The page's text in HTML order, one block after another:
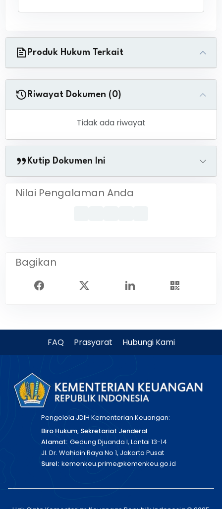
Produk Hukum Terkait
Riwayat Dokumen (0)
Tidak ada riwayat
Kutip Dokumen Ini
Nilai Pengalaman Anda
Bagikan
FAQ Prasyarat Hubungi Kami
Pengelola JDIH Kementerian Keuangan:
Biro Hukum, Sekretariat Jenderal
Alamat: Gedung Djuanda I, Lantai 13-14
Jl. Dr. Wahidin Raya No 1, Jakarta Pusat
Surel: kemenkeu.prime@kemenkeu.go.id